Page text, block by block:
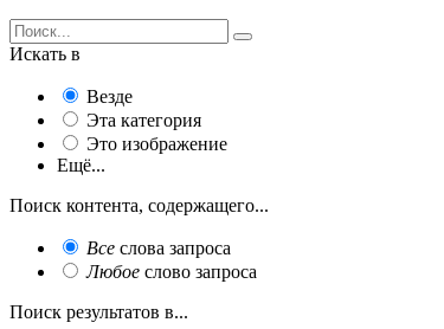
Искать в
Везде
Эта категория
Это изображение
Ещё...
Поиск контента, содержащего...
Все слова запроса
Любое слово запроса
Поиск результатов в...